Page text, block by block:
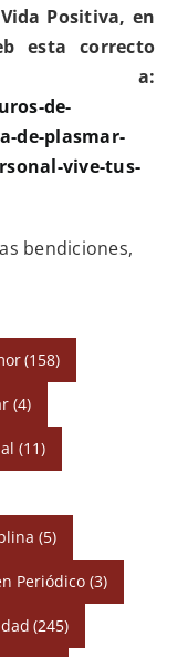
Positiva, en
esta correcto
a:
de-
de-plasmar-
vive-tus-
bendiciones,
(158)
(4)
(11)
(5)
Periódico (3)
(245)